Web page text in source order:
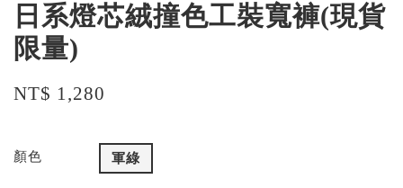
日系燈芯絨撞色工裝寬褲(現貨
限量)
NT$ 1,280
顏色 軍綠